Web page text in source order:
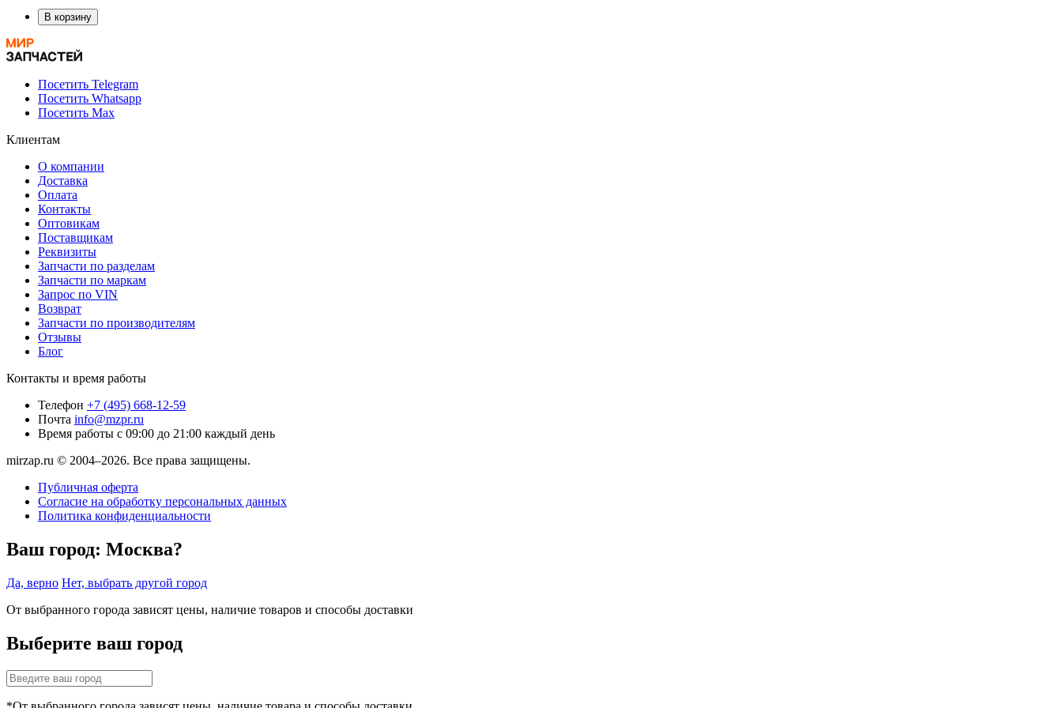
В корзину
Посетить Telegram
Посетить Whatsapp
Посетить Max
Клиентам
О компании
Доставка
Оплата
Контакты
Оптовикам
Поставщикам
Реквизиты
Запчасти по разделам
Запчасти по маркам
Запрос по VIN
Возврат
Запчасти по производителям
Отзывы
Блог
Контакты и время работы
Телефон +7 (495) 668-12-59
Почта info@mzpr.ru
Время работы с 09:00 до 21:00 каждый день
mirzap.ru © 2004–2026. Все права защищены.
Публичная оферта
Согласие на обработку персональных данных
Политика конфиденциальности
Ваш город: Москва?
Да, верно Нет, выбрать другой город
От выбранного города зависят цены, наличие товаров и способы доставки
Выберите ваш город